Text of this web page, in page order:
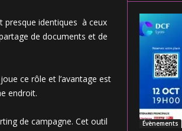
presque identiques à ceux
de documents et de
joue ce rôle et l’avantage est
endroit.
de campagne. Cet outil
Évènements